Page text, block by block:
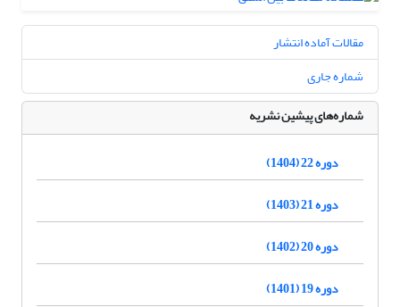
مقالات آماده انتشار
شماره جاری
شماره‌های پیشین نشریه
دوره 22 (1404)
دوره 21 (1403)
دوره 20 (1402)
دوره 19 (1401)